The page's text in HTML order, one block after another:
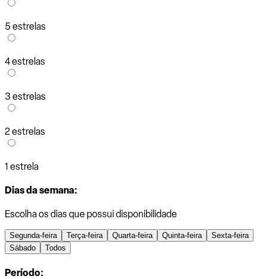
5 estrelas
4 estrelas
3 estrelas
2 estrelas
1 estrela
Dias da semana:
Escolha os dias que possui disponibilidade
Segunda-feira Terça-feira Quarta-feira Quinta-feira
Sexta-feira
Sábado
Todos
Período: